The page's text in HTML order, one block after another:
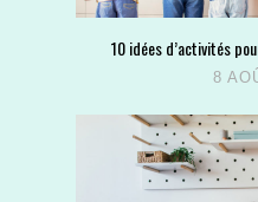
10 idées d’activités
8